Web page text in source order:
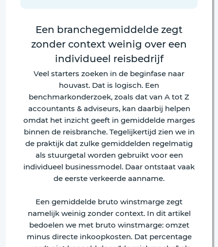
Een branchegemiddelde zegt
zonder context weinig over een
individueel reisbedrijf
Veel starters zoeken in de beginfase naar
houvast. Dat is logisch. Een
benchmarkonderzoek, zoals dat van A tot Z
accountants & adviseurs, kan daarbij helpen
omdat het inzicht geeft in gemiddelde marges
binnen de reisbranche. Tegelijkertijd zien we in
de praktijk dat zulke gemiddelden regelmatig
als stuurgetal worden gebruikt voor een
individueel businessmodel. Daar ontstaat vaak
de eerste verkeerde aanname.
Een gemiddelde bruto winstmarge zegt
namelijk weinig zonder context. In dit artikel
bedoelen we met bruto winstmarge: omzet
minus directe inkoopkosten. Dat percentage